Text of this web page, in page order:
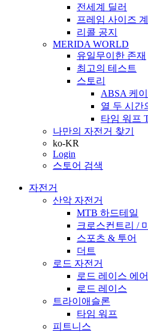
전세계 딜러
프레임 사이즈 계
리콜 공지
MERIDA WORLD
유일무이한 존재
최고의 테스트
스토리
ABSA 케
열 두 시간
타임 워프
나만의 자전거 찾기
ko-KR
Login
스토어 검색
자전거
산악 자전거
MTB 하드테일
크로스컨트리 /
스포츠 & 투어
더트
로드 자전거
로드 레이스 에
로드 레이스
트라이애슬론
타임 워프
피트니스